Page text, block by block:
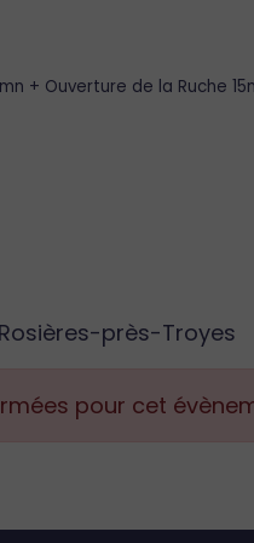
+ Ouverture de la Ruche
près-Troyes
pour cet